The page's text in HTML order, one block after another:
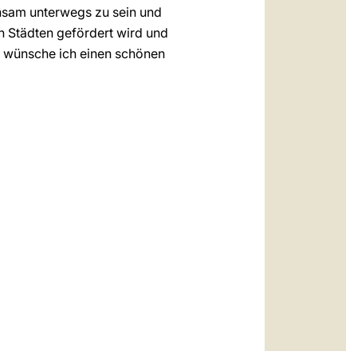
unterwegs zu sein und
Städten gefördert wird und
ich einen schönen